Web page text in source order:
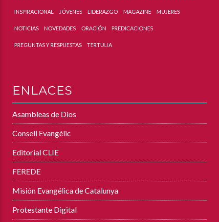
INSPIRACIONAL JÓVENES LIDERAZGO MAGAZINE MUJERES
NOTICIAS NOVEDADES ORACIÓN PREDICACIONES
PREGUNTAS Y RESPUESTAS TERTULIA
ENLACES
Asambleas de Dios
Consell Evangèlic
Editorial CLIE
FEREDE
Misión Evangélica de Catalunya
Protestante Digital